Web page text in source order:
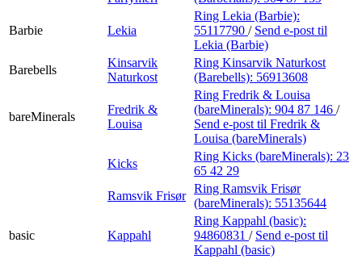
Barbie Lekia
Ring Lekia (Barbie):
55117790 / Send e-post til
Lekia (Barbie)
Barebells
Kinsarvik
Naturkost
Ring Kinsarvik Naturkost
(Barebells): 56913608
bareMinerals
Fredrik &
Louisa
Ring Fredrik & Louisa
(bareMinerals): 904 87 146 /
Send e-post til Fredrik &
Louisa (bareMinerals)
Kicks
Ring Kicks (bareMinerals): 23
65 42 29
Ramsvik Frisør
Ring Ramsvik Frisør
(bareMinerals): 55135644
basic Kappahl
Ring Kappahl (basic):
94860831 / Send e-post til
Kappahl (basic)